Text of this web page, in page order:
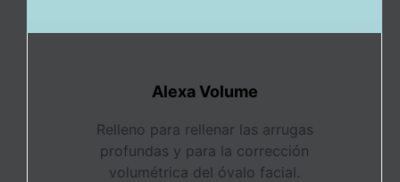
Alexa Volume
Relleno para rellenar las arrugas
profundas y para la corrección
volumétrica del óvalo facial.